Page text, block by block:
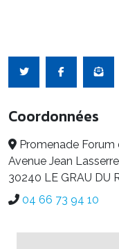
Coordonnées
Promenade
Avenue Jean Lasserre
30240 LE GRAU DU
04 66 73 94 10